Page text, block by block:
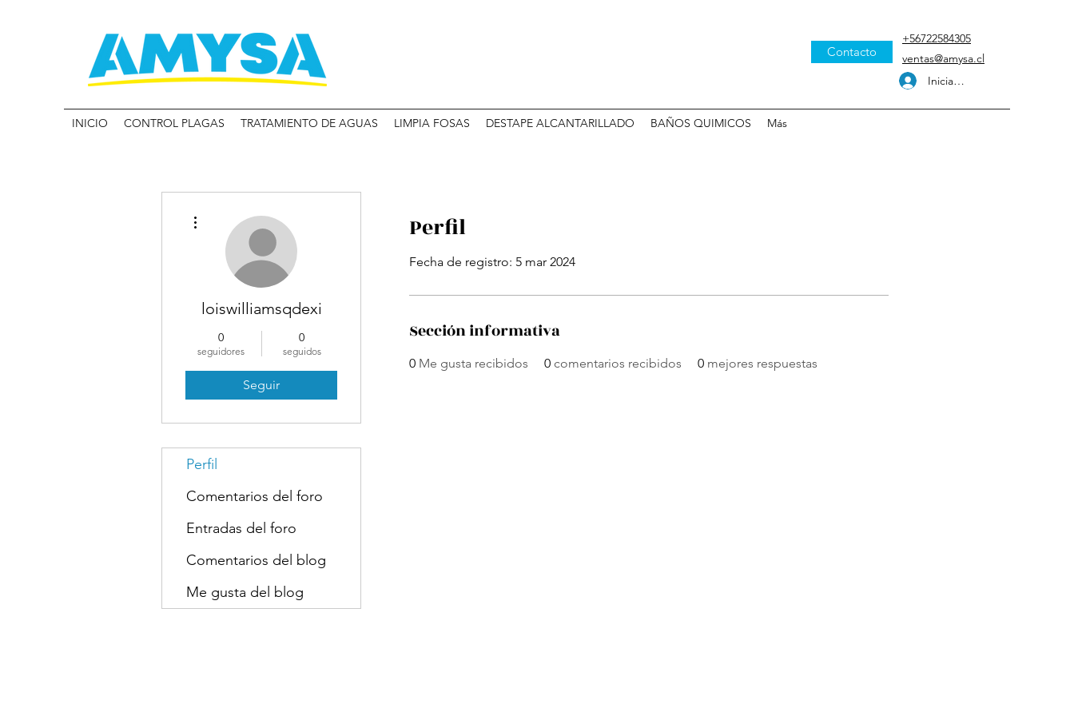
Contacto
Iniciar sesión
+56722584305
ventas@amysa.cl
INICIO CONTROL PLAGAS TRATAMIENTO DE AGUAS LIMPIA FOSAS DESTAPE ALCANTARILLADO BAÑOS QUIMICOS Más
Perfil
Fecha de registro: 5 mar 2024
Sección informativa
0 Me gusta recibidos 0 comentarios recibidos 0 mejores respuestas
loiswilliamsqdexi
0
seguidores
0
seguidos
Seguir
Perfil
Comentarios del foro
Entradas del foro
Comentarios del blog
Me gusta del blog